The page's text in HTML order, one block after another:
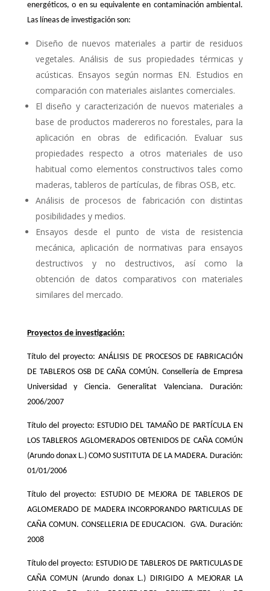
energéticos, o en su equivalente en contaminación ambiental.
Las líneas de investigación son:
Diseño de nuevos materiales a partir de residuos
vegetales. Análisis de sus propiedades térmicas y
acústicas. Ensayos según normas EN. Estudios en
comparación con materiales aislantes comerciales.
El diseño y caracterización de nuevos materiales a
base de productos madereros no forestales, para la
aplicación en obras de edificación. Evaluar sus
propiedades respecto a otros materiales de uso
habitual como elementos constructivos tales como
maderas, tableros de partículas, de fibras OSB, etc.
Análisis de procesos de fabricación con distintas
posibilidades y medios.
Ensayos desde el punto de vista de resistencia
mecánica, aplicación de normativas para ensayos
destructivos y no destructivos, así como la
obtención de datos comparativos con materiales
similares del mercado.
Proyectos de investigación:
Título del proyecto: ANÁLISIS DE PROCESOS DE FABRICACIÓN
DE TABLEROS OSB DE CAÑA COMÚN. Consellería de Empresa
Universidad y Ciencia. Generalitat Valenciana. Duración:
2006/2007
Título del proyecto: ESTUDIO DEL TAMAÑO DE PARTÍCULA EN
LOS TABLEROS AGLOMERADOS OBTENIDOS DE CAÑA COMÚN
(Arundo donax L.) COMO SUSTITUTA DE LA MADERA. Duración:
01/01/2006
Título del proyecto: ESTUDIO DE MEJORA DE TABLEROS DE
AGLOMERADO DE MADERA INCORPORANDO PARTICULAS DE
CAÑA COMUN. CONSELLERIA DE EDUCACION. GVA. Duración:
2008
Título del proyecto: ESTUDIO DE TABLEROS DE PARTICULAS DE
CAÑA COMUN (Arundo donax L.) DIRIGIDO A MEJORAR LA